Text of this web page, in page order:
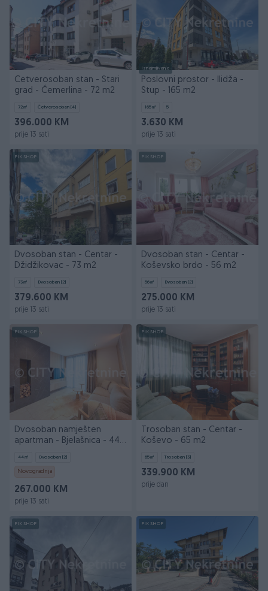
Četverosoban stan - Stari
grad - Ćemerlina - 72 m2
72㎡ Četverosoban (4)
396.000 KM
prije 13 sati
Iznajmljivanje
Poslovni prostor - Ilidža -
Stup - 165 m2
165㎡ 5
3.630 KM
prije 13 sati
PIK SHOP
Dvosoban stan - Centar -
Džidžikovac - 73 m2
73㎡ Dvosoban (2)
379.600 KM
prije 13 sati
PIK SHOP
Dvosoban stan - Centar -
Koševsko brdo - 56 m2
56㎡ Dvosoban (2)
275.000 KM
prije 13 sati
PIK SHOP
Dvosoban namješten
apartman - Bjelašnica - 44
44㎡ Dvosoban (2)
Novogradnja
267.000 KM
prije 13 sati
PIK SHOP
Trosoban stan - Centar -
Koševo - 65 m2
65㎡ Trosoban (3)
339.900 KM
prije dan
PIK SHOP PIK SHOP